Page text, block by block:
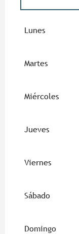
Lunes
Martes
Miércoles
Jueves
Viernes
Sábado
Domingo